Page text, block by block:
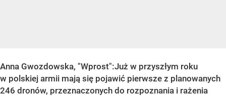
Anna Gwozdowska, "Wprost":Już w przyszłym roku
w polskiej armii mają się pojawić pierwsze z planowanych
246 dronów, przeznaczonych do rozpoznania i rażenia